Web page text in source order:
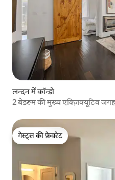
लन्दन में कॉन्डो
2 बेडरूम की मुख्य एक्ज़िक्यूटिव जगह
गेस्ट्स की फ़ेवरेट
गेस्ट्स की फ़ेवरेट